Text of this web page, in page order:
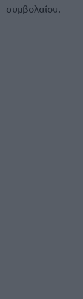
συμβολαίου.